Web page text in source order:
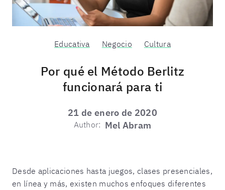
Educativa Negocio Cultura
Por qué el Método Berlitz
funcionará para ti
21 de enero de 2020
Author: Mel Abram
Desde aplicaciones hasta juegos, clases presenciales,
en línea y más, existen muchos enfoques diferentes